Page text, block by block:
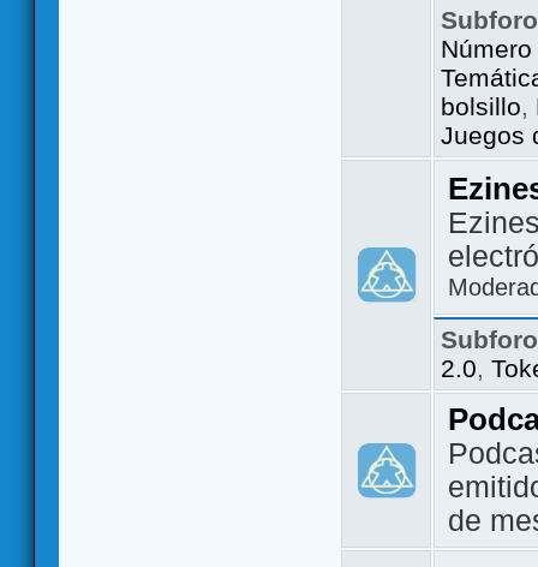
bolsillo,
Juegos
2.0,
de